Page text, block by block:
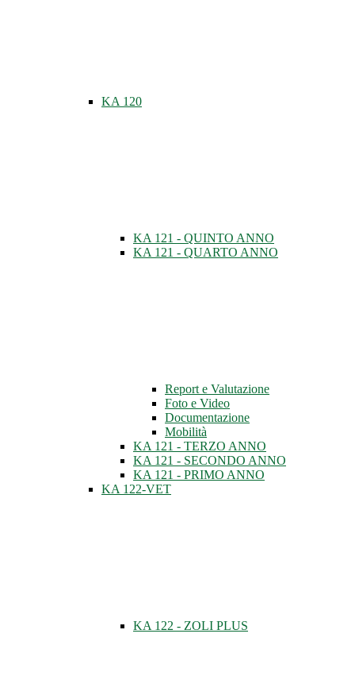
KA 120
KA 121 - QUINTO ANNO
KA 121 - QUARTO ANNO
Report e Valutazione
Foto e Video
Documentazione
Mobilità
KA 121 - TERZO ANNO
KA 121 - SECONDO ANNO
KA 121 - PRIMO ANNO
KA 122-VET
KA 122 - ZOLI PLUS